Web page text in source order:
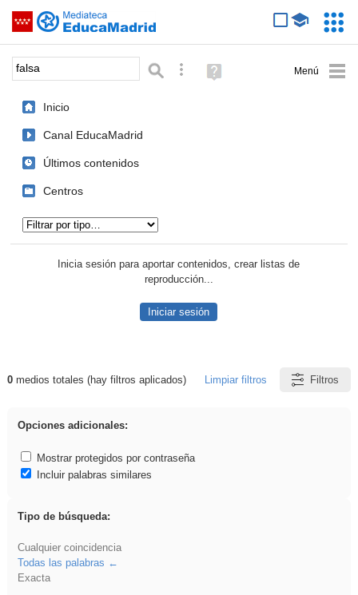
Saltar navegación
Palabra o frase: Búsqueda avanzada
Ayuda
(en
Inicio
Canal EducaMadrid
Últimos contenidos
Centros
Inicia sesión para aportar contenidos, crear listas de
reproducción...
Iniciar sesión
Resultados de: falsa
0medios totales (hay filtros aplicados) Limpiar filtros Filtros
Opciones adicionales:
Mostrar protegidos por contraseña
Incluir palabras similares
Tipo de búsqueda:
Cualquier coincidencia
Todas las palabras
Exacta